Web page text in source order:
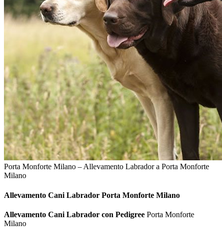
Porta Monforte Milano – Allevamento Labrador a Porta Monforte
Milano
Allevamento Cani Labrador Porta Monforte Milano
Allevamento Cani Labrador con Pedigree Porta Monforte
Milano